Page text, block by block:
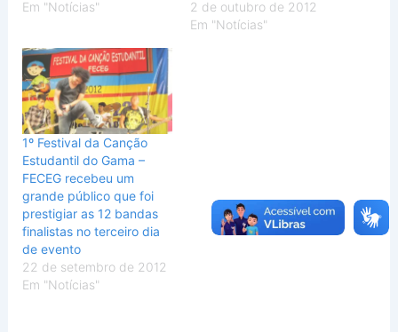
Em "Notícias"
2 de outubro de 2012
Em "Notícias"
1º Festival da Canção
Estudantil do Gama –
FECEG recebeu um
grande público que foi
prestigiar as 12 bandas
finalistas no terceiro dia
de evento
22 de setembro de 2012
Em "Notícias"